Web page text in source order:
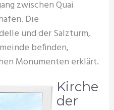
zwischen Quai
Die
und der Salzturm,
befinden,
Monumenten erklärt.
Kirche
der